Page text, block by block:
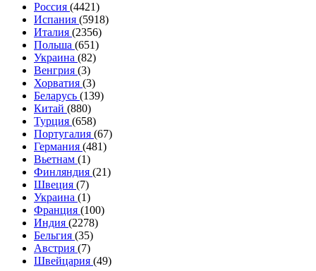
Россия (4421)
Испания (5918)
Италия (2356)
Польша (651)
Украина (82)
Венгрия (3)
Хорватия (3)
Беларусь (139)
Китай (880)
Турция (658)
Португалия (67)
Германия (481)
Вьетнам (1)
Финляндия (21)
Швеция (7)
Украина (1)
Франция (100)
Индия (2278)
Бельгия (35)
Австрия (7)
Швейцария (49)